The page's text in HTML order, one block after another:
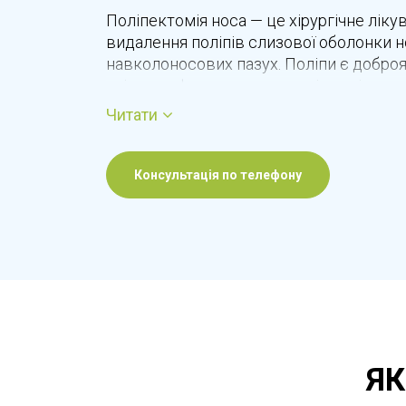
Поліпектомія носа — це хірургічне
видалення поліпів слизової оболонки
навколоносових пазух. Поліпи є
спричиняти постійну закладеність
механічну перешкоду для дихання та
Львові поліпектомія носа проводиться
використанням сучасних
Читати
Консультація по телефону